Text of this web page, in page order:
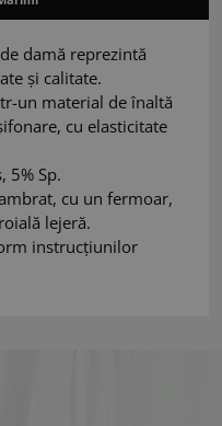
damă reprezintă
și calitate.
un material de înaltă
cu elasticitate
5% Sp.
cu un fermoar,
lejeră.
instrucțiunilor